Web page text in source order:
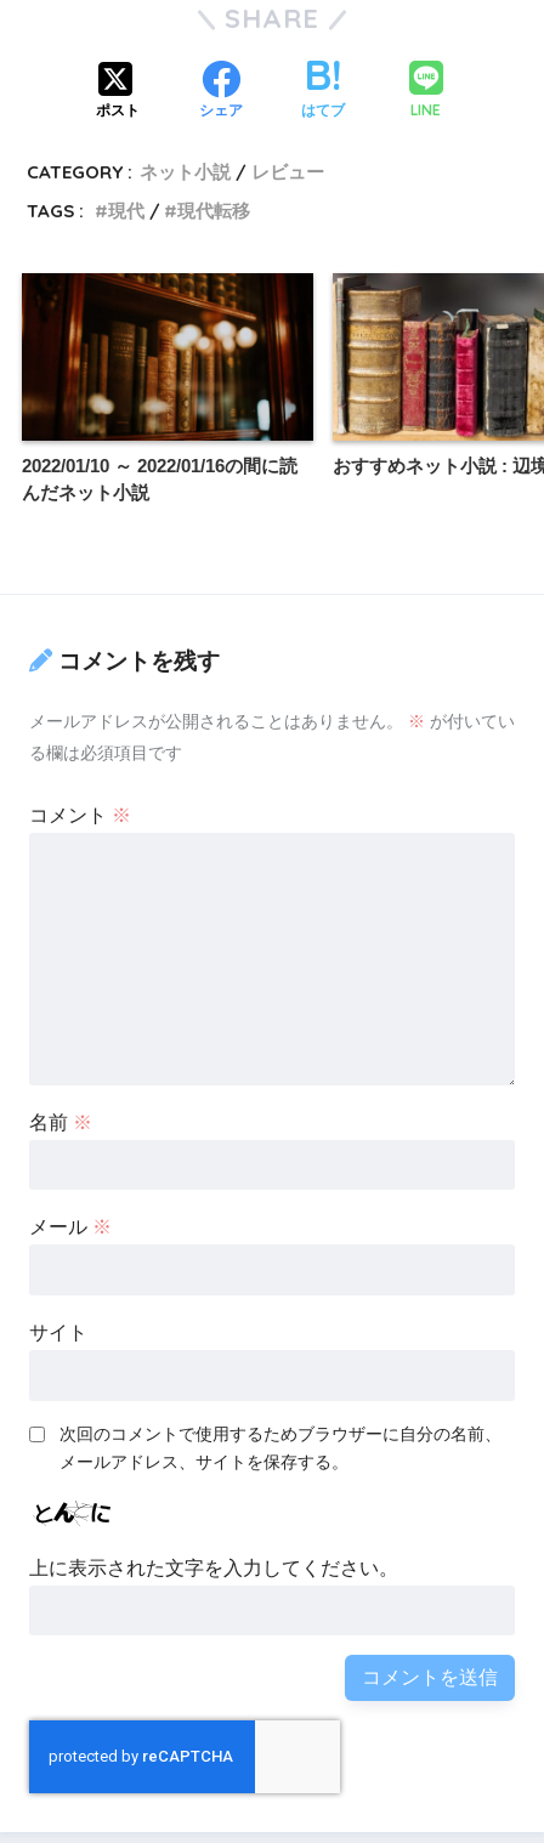
SHARE
ポスト シェア はてブ LINE
CATEGORY : ネット小説
レビュー
TAGS :
現代 現代転移
2022/01/10 ～ 2022/01/16の間に読
んだネット小説
おすすめネット小説 : 辺
コメントを残す
メールアドレスが公開されることはありません。 ※ が付いてい
る欄は必須項目です
コメント ※
名前 ※
メール ※
サイト
次回のコメントで使用するためブラウザーに自分の名前、
メールアドレス、サイトを保存する。
上に表示された文字を入力してください。